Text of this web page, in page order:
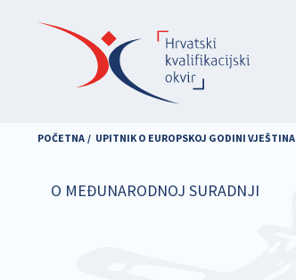
POČETNA UPITNIK O EUROPSKOJ GODINI VJEŠTINA
O MEĐUNARODNOJ SURADNJI